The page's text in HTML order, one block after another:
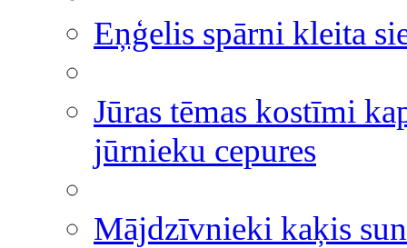
Eņģelis spārni kleita
Jūras tēmas kostīmi
jūrnieku cepures
Mājdzīvnieki kaķis